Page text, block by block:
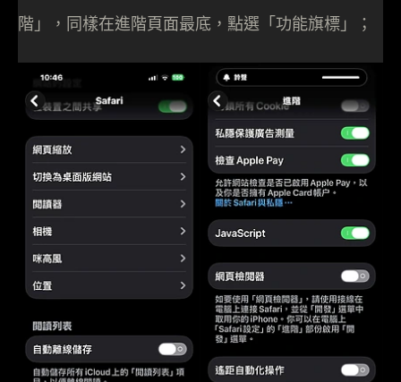
階」，同樣在進階頁面最底，點選「功能旗標」；